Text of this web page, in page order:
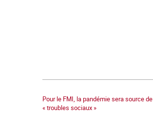
Pour le FMI, la pandémie sera source de
« troubles sociaux »